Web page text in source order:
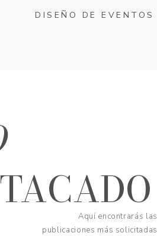
DISEÑO DE EVENTOS
Aquí encontrarás las
publicaciones más solicitadas